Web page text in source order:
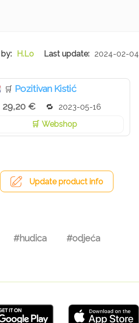
H.Lo 2024-02-04
🛒 Pozitivan Kistić
29,20 €
2023-05-16
Webshop
Update product info
#hudica #odjeća